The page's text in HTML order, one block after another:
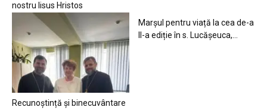
nostru Iisus Hristos
Recunoștință și binecuvântare
Marșul pentru viață la cea de-a
II-a ediție în s. Lucășeuca,...